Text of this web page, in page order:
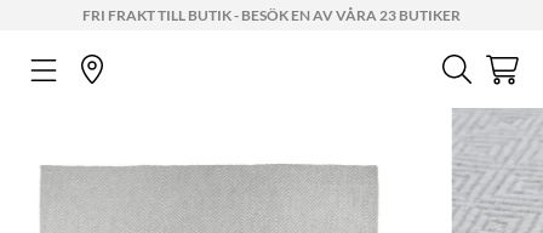
FRI FRAKT TILL BUTIK - BESÖK EN AV VÅRA 23 BUTIKER